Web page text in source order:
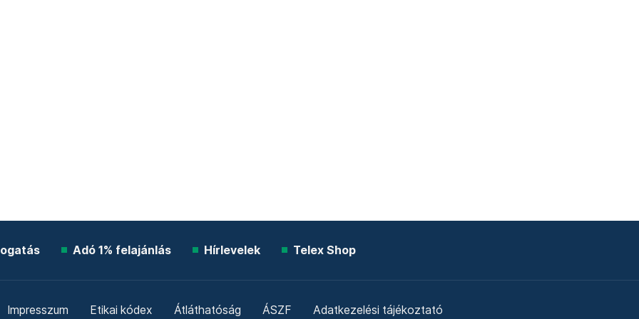
Adó 1% felajánlás Hírlevelek Telex Shop
Impresszum Etikai kódex Átláthatóság ÁSZF Adatkezelési tájékoztató